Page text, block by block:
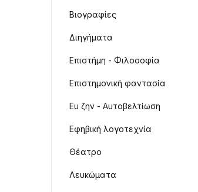
Βιογραφίες
Διηγήματα
Επιστήμη - Φιλοσοφία
Επιστημονική φαντασία
Ευ ζην - Αυτοβελτίωση
Εφηβική λογοτεχνία
Θέατρο
Λευκώματα